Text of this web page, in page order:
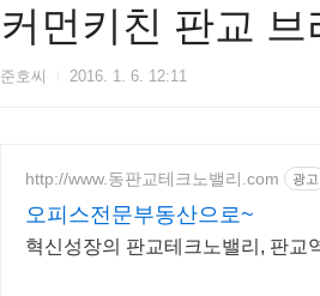
커먼키친 판교 브
준호씨 2016. 1. 6. 12:11
http://www.동판교테크노밸리.com 광고
오피스전문부동산으로~
혁신성장의 판교테크노밸리, 판교